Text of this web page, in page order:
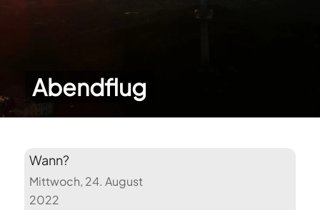
Abendflug
Wann?
Mittwoch, 24. August
2022